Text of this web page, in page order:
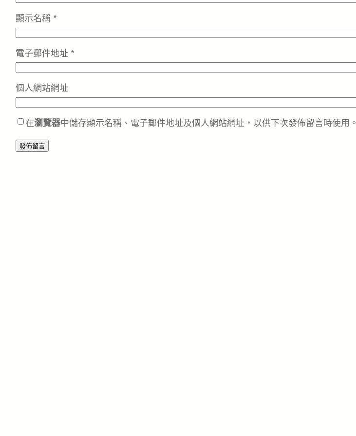
顯示名稱 *
電子郵件地址 *
個人網站網址
在瀏覽器中儲存顯示名稱、電子郵件地址及個人網站網址，以供下次發佈留言時使用。